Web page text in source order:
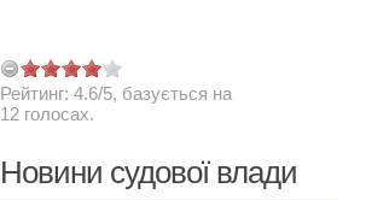
Рейтинг: 4.6/5, базується на
12 голосах.
Новини судової влади